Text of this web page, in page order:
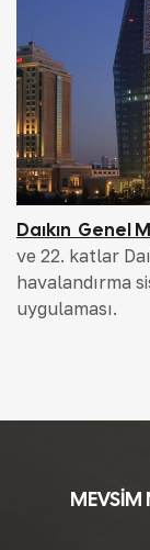
Daıkın Genel
ve 22. katlar
havalandırma
uygulaması.
MEVSİM